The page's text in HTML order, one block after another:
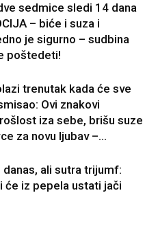
sedmice sledi 14 dana
– biće i suza i
je sigurno – sudbina
poštedeti!
trenutak kada će sve
Ovi znakovi
iza sebe, brišu suze
za novu ljubav –...
danas, ali sutra trijumf:
će iz pepela ustati jači